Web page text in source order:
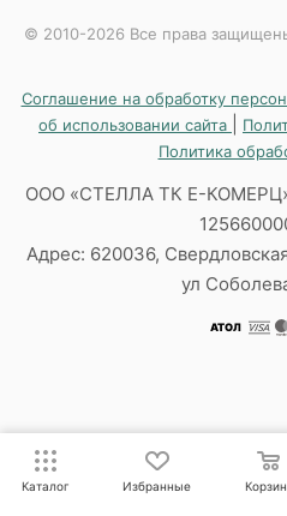
© 2010-2026 Все права
Соглашение на обработку
об использовании сайта
Политика
ООО «СТЕЛЛА ТК Е-
Адрес: 620036,
ул
АТОЛ
Каталог Избранные